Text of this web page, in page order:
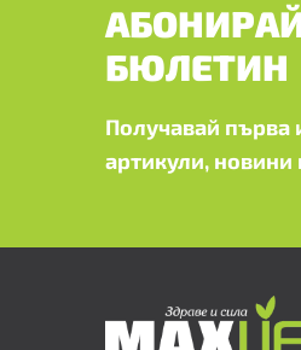
БЮЛЕТИН
Получавай
артикули,